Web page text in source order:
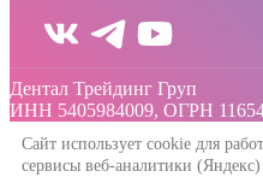
Дентал Трейдинг Груп
ИНН 5405984009, ОГРН
Сайт использует cookie для
сервисы веб-аналитики